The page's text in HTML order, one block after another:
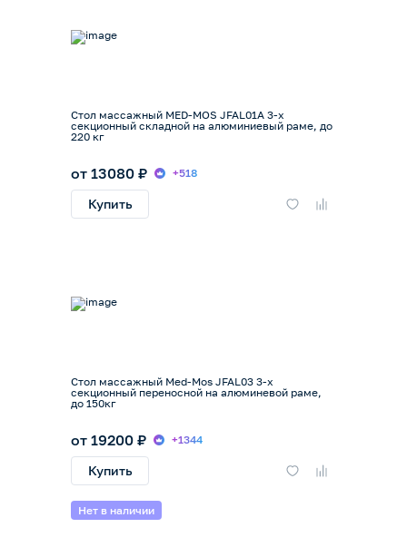
Стол массажный MED-MOS JFAL01A 3-х
секционный складной на алюминиевый раме, до
220 кг
от 13080 ₽ +518
Купить
Стол массажный Med-Mos JFAL03 3-х
секционный переносной на алюминевой раме,
до 150кг
от 19200 ₽ +1344
Купить
Нет в наличии